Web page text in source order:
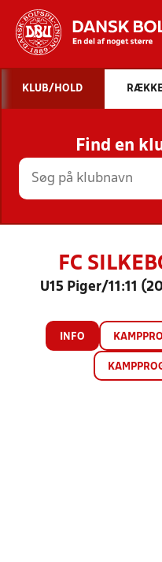
STILLINGER,
KLUB/HOLD
Find en
FC
U15 Piger/11:11
INFO